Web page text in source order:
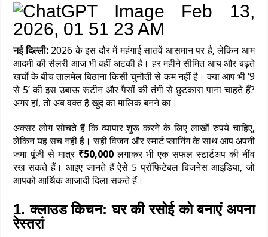
नई दिल्ली:2026 के इस दौर में महंगाई सातवें आसमान पर है, लेकिन आम
आदमी की सैलरी आज भी वहीं अटकी है। हर महीने सीमित आय और बढ़ते
खर्चों के बीच तालमेल बिठाना किसी चुनौती से कम नहीं है। क्या आप भी ‘9
से 5’ की इस उबाऊ रूटीन और पैसों की तंगी से छुटकारा पाना चाहते हैं?
अगर हां, तो अब वक्त है खुद का मालिक बनने का।
अक्सर लोग सोचते हैं कि व्यापार शुरू करने के लिए लाखों रुपये चाहिए,
लेकिन यह सच नहीं है। सही विजन और स्मार्ट प्लानिंग के साथ आप अपनी
जमा पूंजी से मात्र ₹50,000 लगाकर भी एक सफल स्टार्टअप की नींव
रख सकते हैं। आइए जानते हैं ऐसे 5 प्रॉफिटेबल बिजनेस आइडिया, जो
आपको आर्थिक आजादी दिला सकते हैं।
1. क्लाउड किचन: घर की रसोई को बनाएं अपना
रेस्तरां